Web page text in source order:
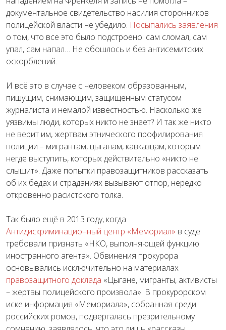
документальное свидетельство насилия сторонников
полицейской власти не убедило. Посыпались заявления
о том, что все это было подстроено: сам сломал, сам
упал, сам напал… Не обошлось и без антисемитских
оскорблений.
И всё это в случае с человеком образованным,
пишущим, снимающим, защищенным статусом
журналиста и немалой известностью. Насколько же
уязвимы люди, которых никто не знает? И так же никто
не верит им, жертвам этнического профилирования
полиции – мигрантам, цыганам, кавказцам, которым
негде выступить, которых действительно «никто не
слышит». Даже попытки правозащитников рассказать
об их бедах и страданиях вызывают отпор, нередко
откровенно расистского толка.
Так было ещё в 2013 году, когда
Антидискриминационный центр «Мемориал» в суде
требовали признать «НКО, выполняющей функцию
иностранного агента». Обвинения прокурора
основывались исключительно на материалах
правозащитного доклада «Цыгане, мигранты, активисты
– жертвы полицейского произвола». В прокурорском
иске информация «Мемориала», собранная среди
российских ромов, подвергалась презрительному